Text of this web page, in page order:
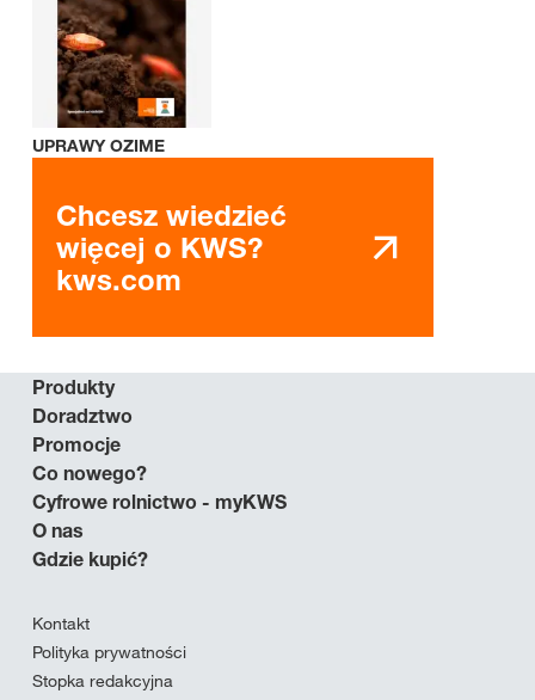
UPRAWY OZIME
Chcesz wiedzieć
więcej o KWS?
kws.com
Produkty
Doradztwo
Promocje
Co nowego?
Cyfrowe rolnictwo - myKWS
O nas
Gdzie kupić?
Kontakt
Polityka prywatności
Stopka redakcyjna